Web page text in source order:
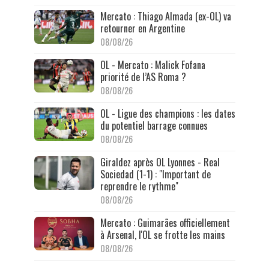
Mercato : Thiago Almada (ex-OL) va
retourner en Argentine
08/08/26
OL - Mercato : Malick Fofana
priorité de l’AS Roma ?
08/08/26
OL - Ligue des champions : les dates
du potentiel barrage connues
08/08/26
Giraldez après OL Lyonnes - Real
Sociedad (1-1) : "Important de
reprendre le rythme"
08/08/26
Mercato : Guimarães officiellement
à Arsenal, l'OL se frotte les mains
08/08/26